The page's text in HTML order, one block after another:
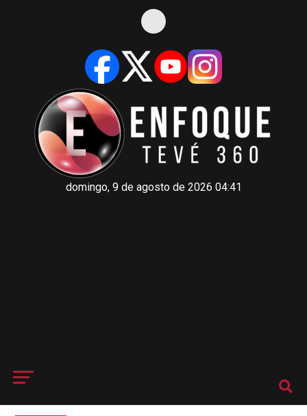
domingo, 9 de agosto de 2026 04:41